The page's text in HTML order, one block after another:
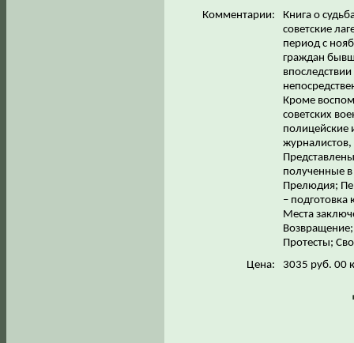
Комментарии:
Книга о
советские
период с
граждан
Кроме
советских
полицейские
полученные
Прелюдия;
–
Места
Возвращение;
Протесты;
Цена:
3035 руб. 00